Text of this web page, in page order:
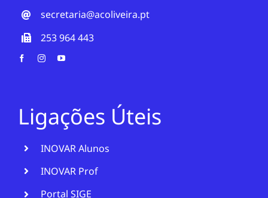
secretaria@acoliveira.pt
253 964 443
Ligações Úteis
INOVAR Alunos
INOVAR Prof
Portal SIGE